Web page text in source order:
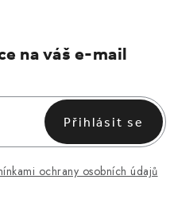
na váš e-mail
ochrany osobních údajů
Přihlásit se